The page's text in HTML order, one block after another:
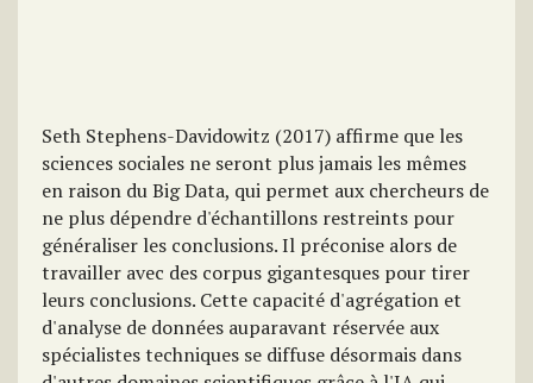
Seth Stephens-Davidowitz (2017) affirme que les
sciences sociales ne seront plus jamais les mêmes
en raison du Big Data, qui permet aux chercheurs de
ne plus dépendre d'échantillons restreints pour
généraliser les conclusions. Il préconise alors de
travailler avec des corpus gigantesques pour tirer
leurs conclusions. Cette capacité d'agrégation et
d'analyse de données auparavant réservée aux
spécialistes techniques se diffuse désormais dans